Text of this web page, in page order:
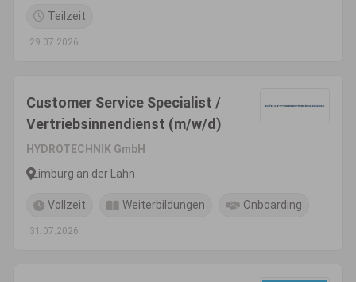
Teilzeit
29.07.2026
Customer Service Specialist /
Vertriebsinnendienst (m/w/d)
HYDROTECHNIK GmbH
Limburg an der Lahn
Vollzeit Weiterbildungen Onboarding
31.07.2026